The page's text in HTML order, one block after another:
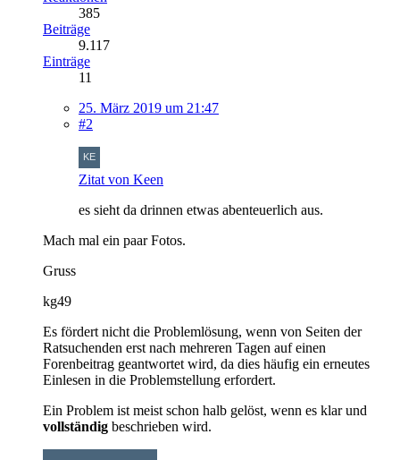
385
Beiträge
9.117
Einträge
11
25. März 2019 um 21:47
#2
Zitat von Keen
es sieht da drinnen etwas abenteuerlich aus.
Mach mal ein paar Fotos.
Gruss
kg49
Es fördert nicht die Problemlösung, wenn von Seiten der
Ratsuchenden erst nach mehreren Tagen auf einen
Forenbeitrag geantwortet wird, da dies häufig ein erneutes
Einlesen in die Problemstellung erfordert.
Ein Problem ist meist schon halb gelöst, wenn es klar und
vollständig beschrieben wird.